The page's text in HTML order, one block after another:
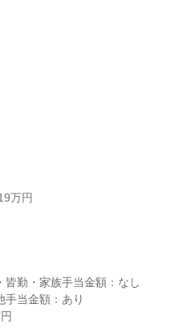
万円
勤・家族手当金額：なし
手当金額：あり